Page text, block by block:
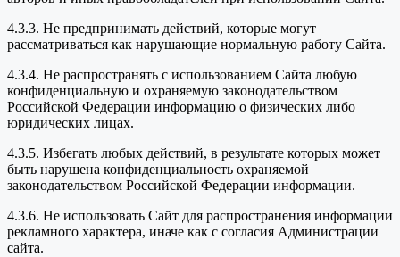
4.3.3. Не предпринимать действий, которые могут
рассматриваться как нарушающие нормальную работу Сайта.
4.3.4. Не распространять с использованием Сайта любую
конфиденциальную и охраняемую законодательством
Российской Федерации информацию о физических либо
юридических лицах.
4.3.5. Избегать любых действий, в результате которых может
быть нарушена конфиденциальность охраняемой
законодательством Российской Федерации информации.
4.3.6. Не использовать Сайт для распространения информации
рекламного характера, иначе как с согласия Администрации
сайта.